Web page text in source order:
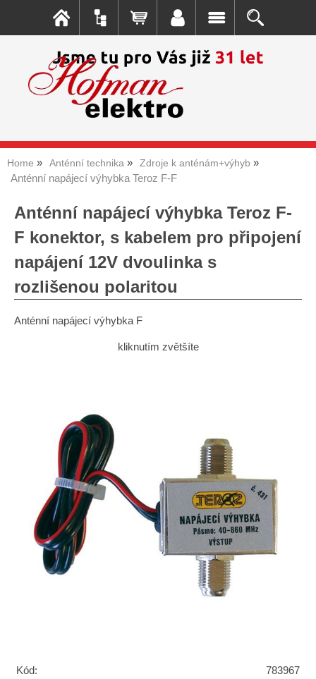
Home Anténní technika Zdroje k anténám+výhyb
Anténní napájecí výhybka Teroz F-F
Anténní napájecí výhybka Teroz F-
F konektor, s kabelem pro připojení
napájení 12V dvoulinka s
rozlišenou polaritou
Anténní napájecí výhybka F
kliknutím zvětšíte
Kód: 783967